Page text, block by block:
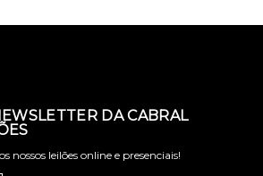
DA CABRAL
nossos leilões online e presenciais!